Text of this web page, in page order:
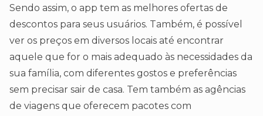
Sendo assim, o app tem as melhores ofertas de
descontos para seus usuários. Também, é possível
ver os preços em diversos locais até encontrar
aquele que for o mais adequado às necessidades da
sua família, com diferentes gostos e preferências
sem precisar sair de casa. Tem também as agências
de viagens que oferecem pacotes com